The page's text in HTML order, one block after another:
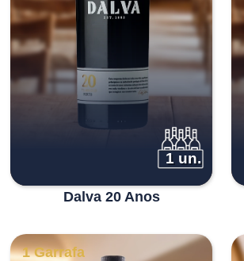
1 un.
Dalva 20 Anos
1 Garrafa